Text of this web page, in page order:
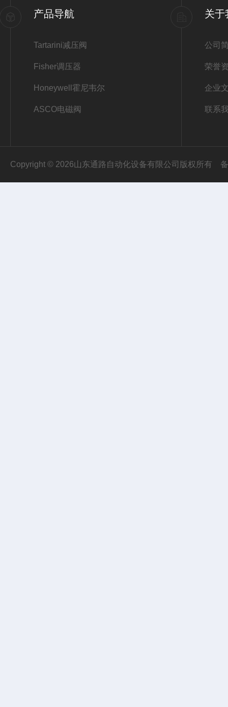
产品导航
Tartarini减压阀
Fisher调压器
Honeywell霍尼韦尔
ASCO电磁阀
关于
公司
荣誉
企业
联系
Copyright © 2026山东通路自动化设备有限公司版权所有